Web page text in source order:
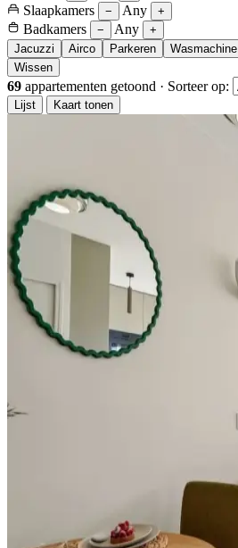
Slaapkamers − Any +
Badkamers − Any
+
Jacuzzi
Airco Parkeren Wasmachine
Wissen
69 appartementen getoond · Sorteer op:
Lijst Kaart tonen